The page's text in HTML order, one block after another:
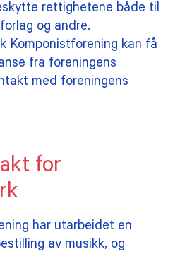
rettighetene både til
og andre.
Komponistforening kan få
fra foreningens
med foreningens
for
har utarbeidet en
av musikk, og